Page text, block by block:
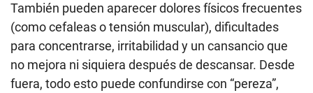
También pueden aparecer dolores físicos frecuentes
(como cefaleas o tensión muscular), dificultades
para concentrarse, irritabilidad y un cansancio que
no mejora ni siquiera después de descansar. Desde
fuera, todo esto puede confundirse con “pereza”,